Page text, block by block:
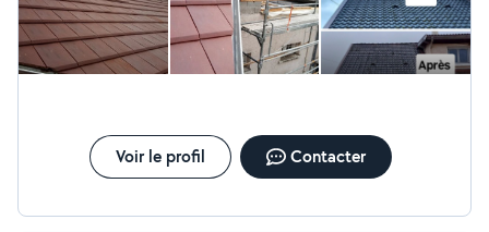
Voir le profil Contacter